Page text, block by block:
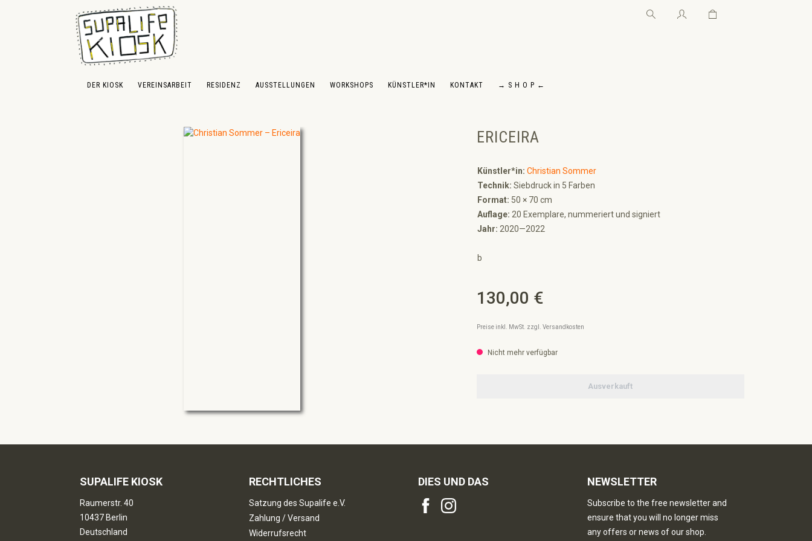
Hauptinhalt springen
Zur Suche springen
Zur Hauptnavigation springen Warenkorb enthält 0
DER KIOSK VEREINSARBEIT RESIDENZ AUSSTELLUNGEN WORKSHOPS KÜNSTLER*IN KONTAKT → S H O P ←
ERICEIRA
Künstler*in: Christian Sommer
Technik: Siebdruck in 5 Farben
Format: 50 × 70 cm
Auflage: 20 Exemplare, nummeriert und signiert
Jahr: 2020—2022
b
Regulärer Preis:
130,00 €
Preise inkl. MwSt. zzgl. Versandkosten
Nicht mehr verfügbar
Ausverkauft
SUPALIFE KIOSK
Raumerstr. 40
10437 Berlin
Deutschland
RECHTLICHES
Satzung des Supalife e.V.
Zahlung / Versand
Widerrufsrecht
DIES UND DAS NEWSLETTER
Subscribe to the free newsletter and
ensure that you will no longer miss
any offers or news of our shop.